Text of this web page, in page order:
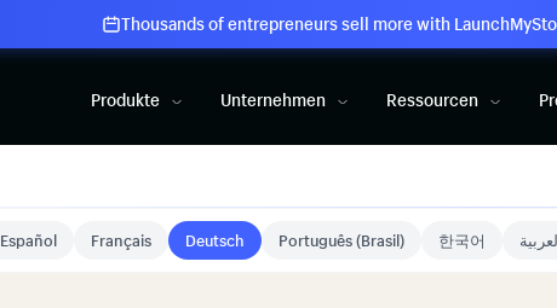
Thousands of entrepreneurs sell more with
Produkte Unternehmen Ressourcen
Español Français Deutsch Português (Brasil) 한국어